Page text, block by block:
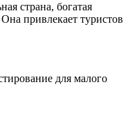
страна, богатая
привлекает туристов
для малого